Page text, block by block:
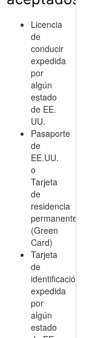
Licencia
de
conducir
expedida
por
algún
estado
de EE.
UU.
Pasaporte
de
EE.UU.
o
Tarjeta
de
residencia
permanente
(Green
Card)
Tarjeta
de
identificación
expedida
por
algún
estado